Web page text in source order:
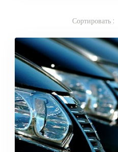
Сортировать :